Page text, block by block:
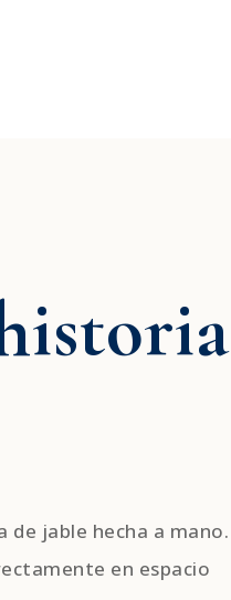
de jable hecha a mano.
en espacio